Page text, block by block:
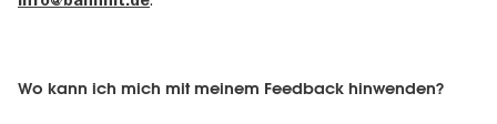
Wo kann ich mich mit meinem Feedback hinwenden?